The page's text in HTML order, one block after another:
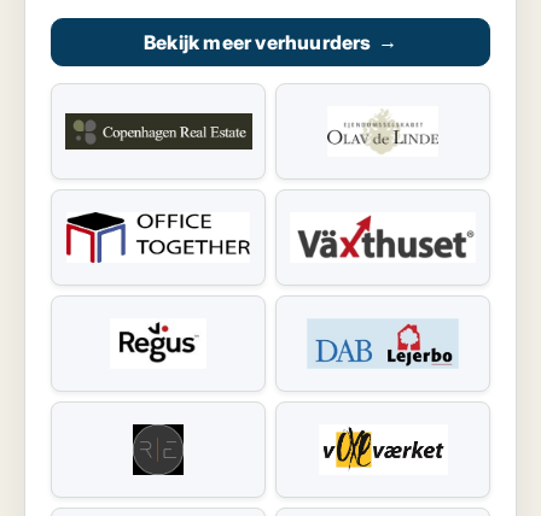
Bekijk meer verhuurders →